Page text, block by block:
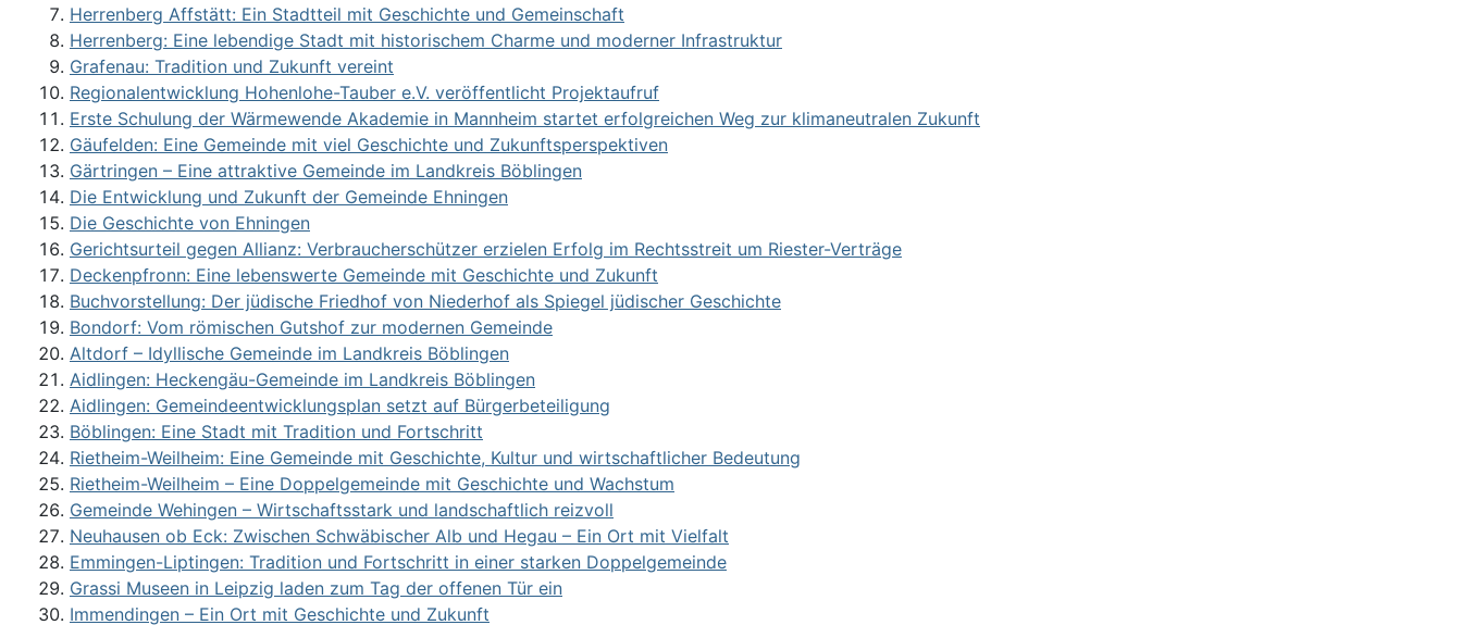
Herrenberg Affstätt: Ein Stadtteil mit Geschichte und Gemeinschaft
Herrenberg: Eine lebendige Stadt mit historischem Charme und moderner Infrastruktur
Grafenau: Tradition und Zukunft vereint
Regionalentwicklung Hohenlohe-Tauber e.V. veröffentlicht Projektaufruf
Erste Schulung der Wärmewende Akademie in Mannheim startet erfolgreichen Weg zur klimaneutralen Zukunft
Gäufelden: Eine Gemeinde mit viel Geschichte und Zukunftsperspektiven
Gärtringen – Eine attraktive Gemeinde im Landkreis Böblingen
Die Entwicklung und Zukunft der Gemeinde Ehningen
Die Geschichte von Ehningen
Gerichtsurteil gegen Allianz: Verbraucherschützer erzielen Erfolg im Rechtsstreit um Riester-Verträge
Deckenpfronn: Eine lebenswerte Gemeinde mit Geschichte und Zukunft
Buchvorstellung: Der jüdische Friedhof von Niederhof als Spiegel jüdischer Geschichte
Bondorf: Vom römischen Gutshof zur modernen Gemeinde
Altdorf – Idyllische Gemeinde im Landkreis Böblingen
Aidlingen: Heckengäu-Gemeinde im Landkreis Böblingen
Aidlingen: Gemeindeentwicklungsplan setzt auf Bürgerbeteiligung
Böblingen: Eine Stadt mit Tradition und Fortschritt
Rietheim-Weilheim: Eine Gemeinde mit Geschichte, Kultur und wirtschaftlicher Bedeutung
Rietheim-Weilheim – Eine Doppelgemeinde mit Geschichte und Wachstum
Gemeinde Wehingen – Wirtschaftsstark und landschaftlich reizvoll
Neuhausen ob Eck: Zwischen Schwäbischer Alb und Hegau – Ein Ort mit Vielfalt
Emmingen-Liptingen: Tradition und Fortschritt in einer starken Doppelgemeinde
Grassi Museen in Leipzig laden zum Tag der offenen Tür ein
Immendingen – Ein Ort mit Geschichte und Zukunft